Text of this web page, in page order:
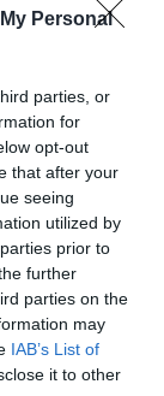
Personal
parties, or
for
opt-out
that after your
seeing
utilized by
prior to
further
parties on the
may
IAB’s List of
it to other
per
tale
spesso
disagio
La
più
ma non è
un
di tutti i